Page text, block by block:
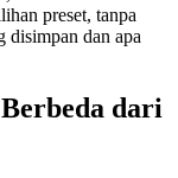
preset, tanpa
dan apa
dari